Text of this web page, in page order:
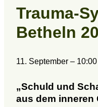
Trauma-
Betheln
11. September – 10:00
„Schuld und
aus dem inneren